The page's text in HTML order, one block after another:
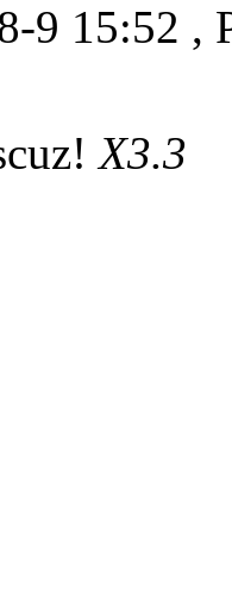
9 15:52 ,
X3.3